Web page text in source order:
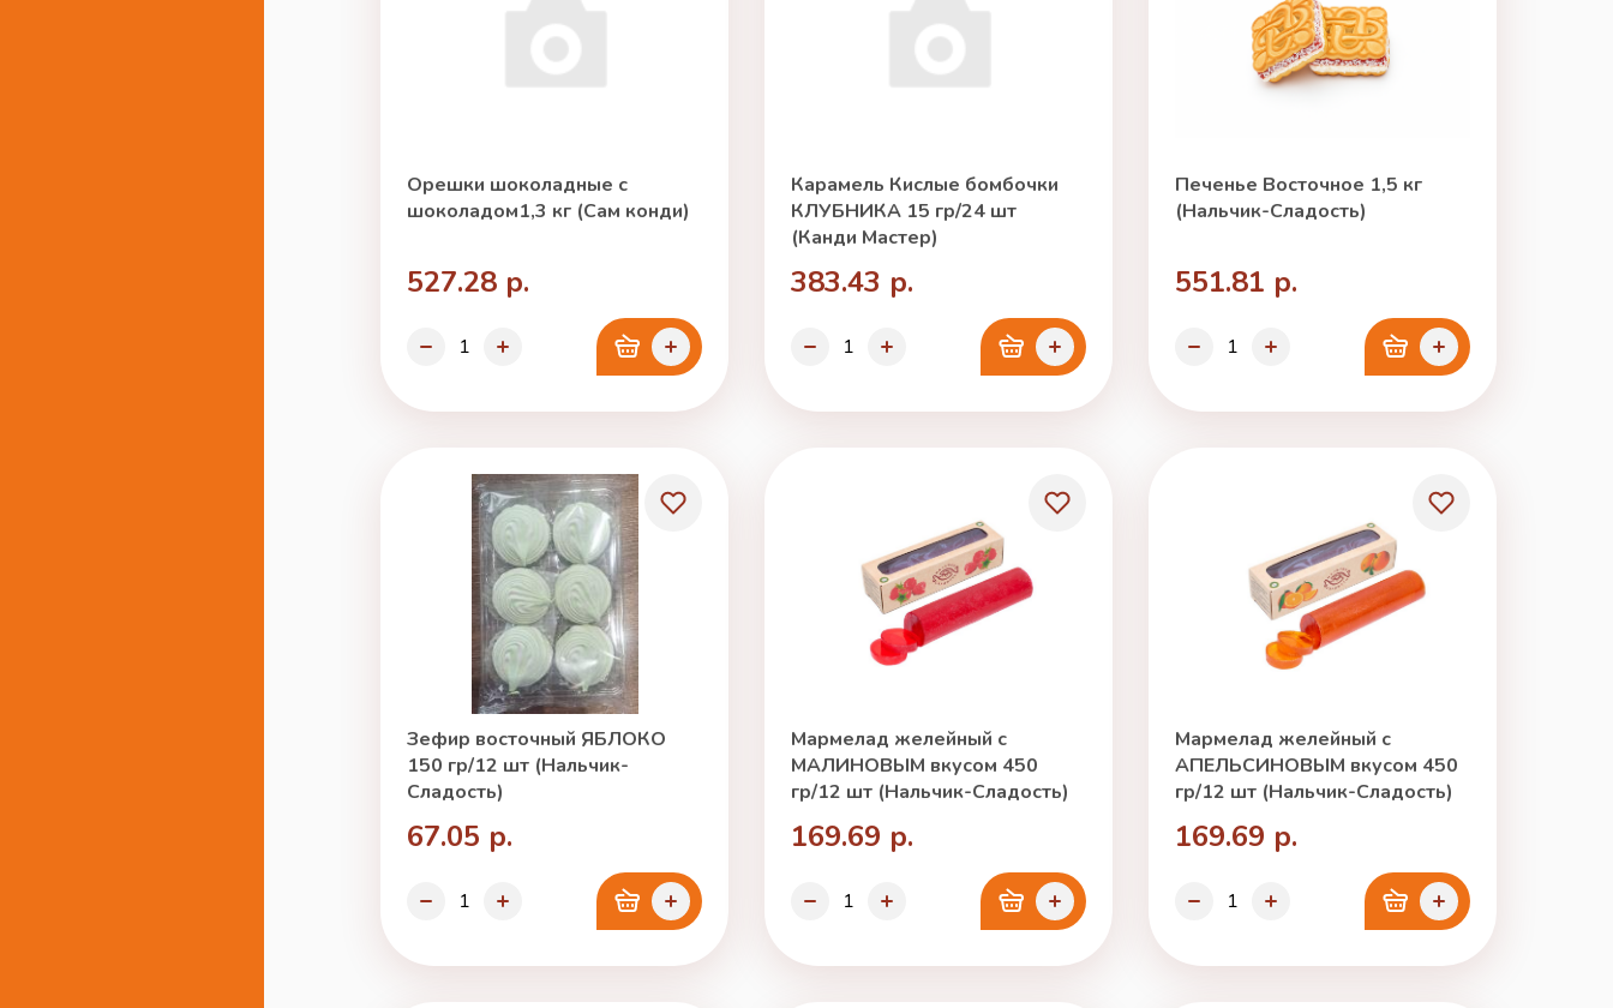
Орешки шоколадные с
шоколадом1,3 кг (Сам конди)
527.28 р.
Карамель Кислые бомбочки
КЛУБНИКА 15 гр/24 шт
(Канди Мастер)
383.43 р.
Печенье Восточное 1,5 кг
(Нальчик-Сладость)
551.81 р.
Зефир восточный ЯБЛОКО
150 гр/12 шт (Нальчик-
Сладость)
67.05 р.
Мармелад желейный с
МАЛИНОВЫМ вкусом 450
гр/12 шт (Нальчик-Сладость)
169.69 р.
Мармелад желейный с
АПЕЛЬСИНОВЫМ вкусом 450
гр/12 шт (Нальчик-Сладость)
169.69 р.